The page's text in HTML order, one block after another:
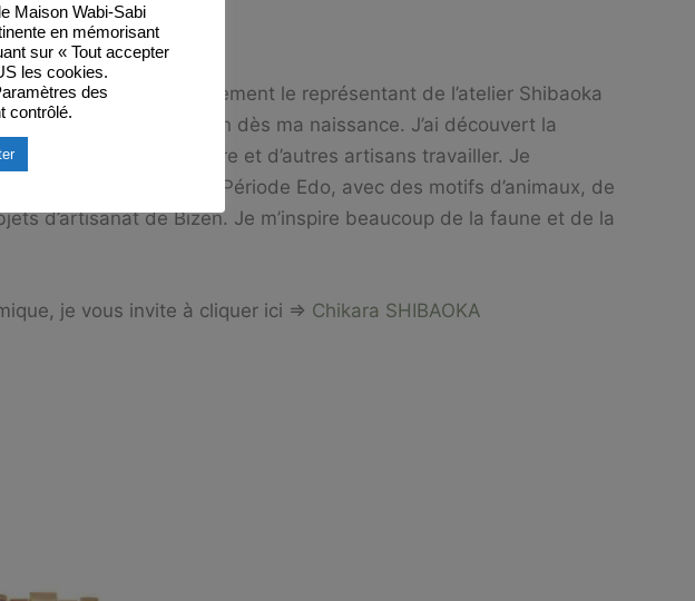
génération et actuellement le représentant de l’atelier Shibaoka
de céramique de Bizen dès ma naissance. J’ai découvert la
grand-père, mon père et d’autres artisans travailler. Je
qui existe depuis le Période Edo, avec des motifs d’animaux, de
d’artisanat de Bizen. Je m’inspire beaucoup de la faune et de la
je vous invite à cliquer ici => Chikara SHIBAOKA
Maison Wabi-Sabi
en mémorisant
sur « Tout accepter
les cookies.
des
contrôlé.